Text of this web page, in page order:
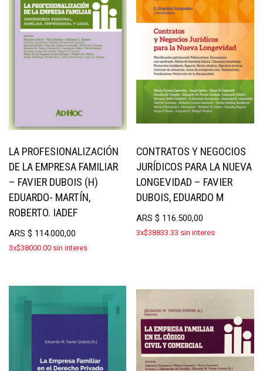
LA PROFESIONALIZACIÓN
DE LA EMPRESA FAMILIAR
– FAVIER DUBOIS (H)
EDUARDO- MARTÍN,
ROBERTO. IADEF
ARS $ 114.000,00
3x$38000.00 sin interes
CONTRATOS Y NEGOCIOS
JURÍDICOS PARA LA NUEVA
LONGEVIDAD – FAVIER
DUBOIS, EDUARDO M
ARS$ 116.500,00
3x$38833.33 sin interes